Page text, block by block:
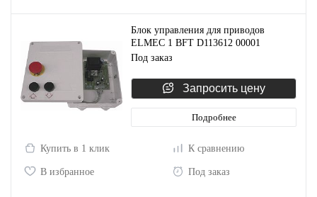
Блок управления для приводов
ELMEC 1 BFT D113612 00001
Под заказ
Запросить цену
Подробнее
Купить в 1 клик К сравнению
В избранное Под заказ